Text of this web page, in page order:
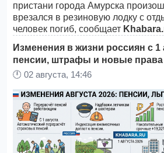
пристани города Амурска
врезался в резиновую лодку с
человек погиб, сообщает
Изменения в жизни россиян с 1
пенсии, штрафы и новые права
🕛02 августа, 14:46